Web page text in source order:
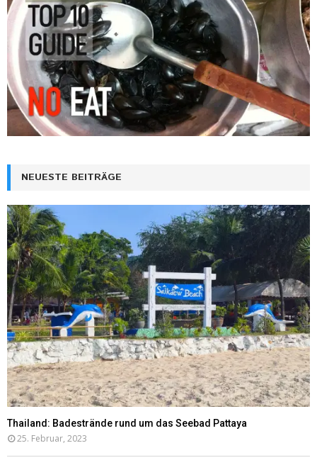
NEUESTE BEITRÄGE
Thailand: Badestrände rund um das Seebad Pattaya
25. Februar, 2023